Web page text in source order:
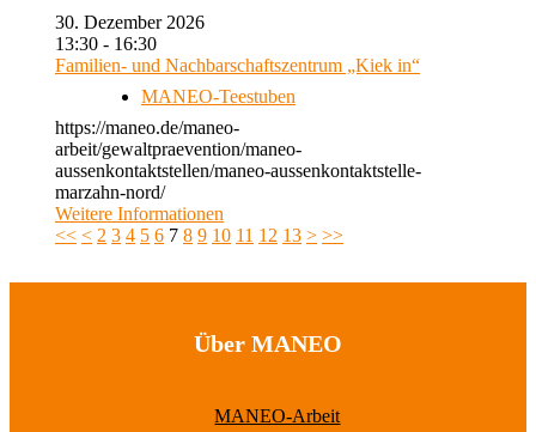
30. Dezember 2026
13:30 - 16:30
Familien- und Nachbarschaftszentrum „Kiek in“
MANEO-Teestuben
https://maneo.de/maneo-
arbeit/gewaltpraevention/maneo-
aussenkontaktstellen/maneo-aussenkontaktstelle-
marzahn-nord/
Weitere Informationen
<< < 2 3 4 5 6 7 8 9 10 11 12 13 > >>
Über MANEO
MANEO-Arbeit